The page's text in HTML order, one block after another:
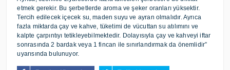
etmek gerekir. Bu şerbetlerde aroma ve şeker oranları yüksektir.
Tercih edilecek içecek su, maden suyu ve ayran olmalıdır. Ayrıca
fazla miktarda çay ve kahve, tüketimi de vücuttan su atılımını ve
kalpte çarpıntıyı tetikleyebilmektedir. Dolayısıyla çay ve kahveyi iftar
sonrasında 2 bardak veya 1 fincan ile sınırlandırmak da önemlidir”
uyarısında bulunuyor.